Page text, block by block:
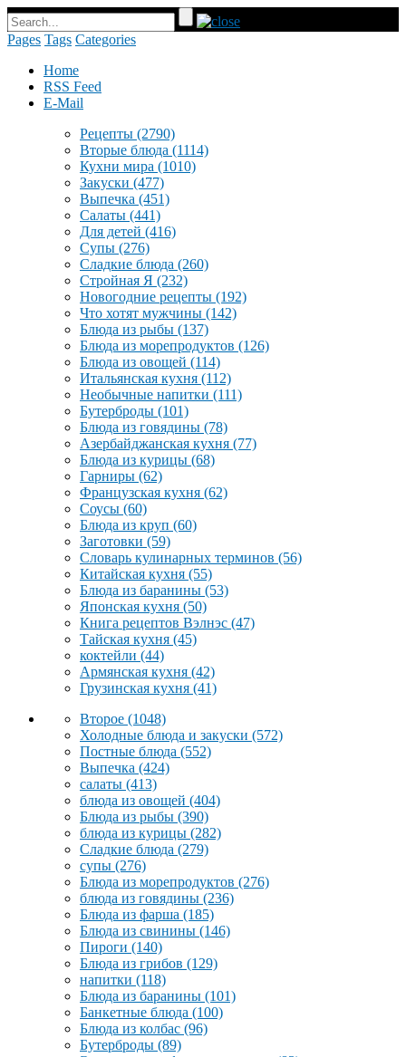
Pages Tags Categories
Home
RSS Feed
E-Mail
Рецепты (2790)
Вторые блюда (1114)
Кухни мира (1010)
Закуски (477)
Выпечка (451)
Салаты (441)
Для детей (416)
Супы (276)
Сладкие блюда (260)
Стройная Я (232)
Новогодние рецепты (192)
Что хотят мужчины (142)
Блюда из рыбы (137)
Блюда из морепродуктов (126)
Блюда из овощей (114)
Итальянская кухня (112)
Необычные напитки (111)
Бутерброды (101)
Блюда из говядины (78)
Азербайджанская кухня (77)
Блюда из курицы (68)
Гарниры (62)
Французская кухня (62)
Соусы (60)
Блюда из круп (60)
Заготовки (59)
Словарь кулинарных терминов (56)
Китайская кухня (55)
Блюда из баранины (53)
Японская кухня (50)
Книга рецептов Вэлнэс (47)
Тайская кухня (45)
коктейли (44)
Армянская кухня (42)
Грузинская кухня (41)
Второе (1048)
Холодные блюда и закуски (572)
Постные блюда (552)
Выпечка (424)
салаты (413)
блюда из овощей (404)
Блюда из рыбы (390)
блюда из курицы (282)
Сладкие блюда (279)
супы (276)
Блюда из морепродуктов (276)
блюда из говядины (236)
Блюда из фарша (185)
Блюда из свинины (146)
Пироги (140)
Блюда из грибов (129)
напитки (118)
Блюда из баранины (101)
Банкетные блюда (100)
Блюда из колбас (96)
Бутерброды (89)